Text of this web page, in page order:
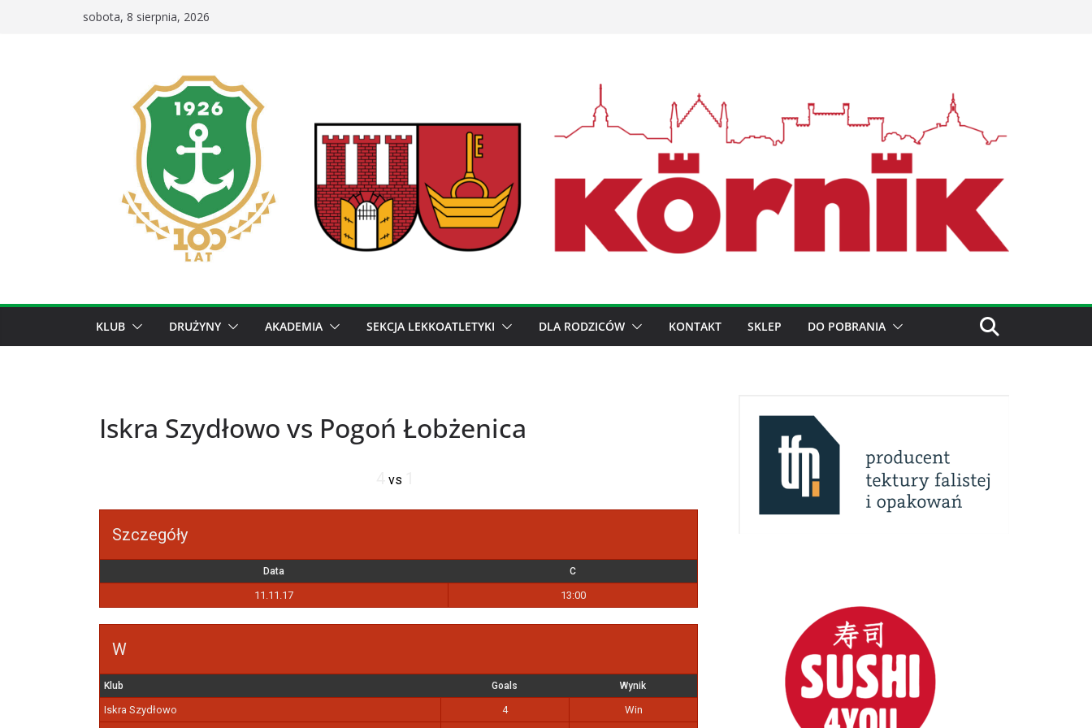
sobota, 8 sierpnia, 2026
KLUB DRUŻYNY AKADEMIA SEKCJA LEKKOATLETYKI DLA RODZICÓW KONTAKT SKLEP DO POBRANIA
Iskra Szydłowo vs Pogoń Łobżenica
vs
Szczegóły
Data C
11.11.17 13:00
W
Klub Goals Wynik
Iskra Szydłowo 4
Win